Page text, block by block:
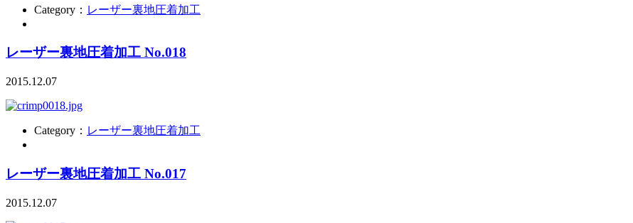
Category： レーザー裏地圧着加工
レーザー裏地圧着加工 No.018
2015.12.07
Category： レーザー裏地圧着加工
レーザー裏地圧着加工 No.017
2015.12.07